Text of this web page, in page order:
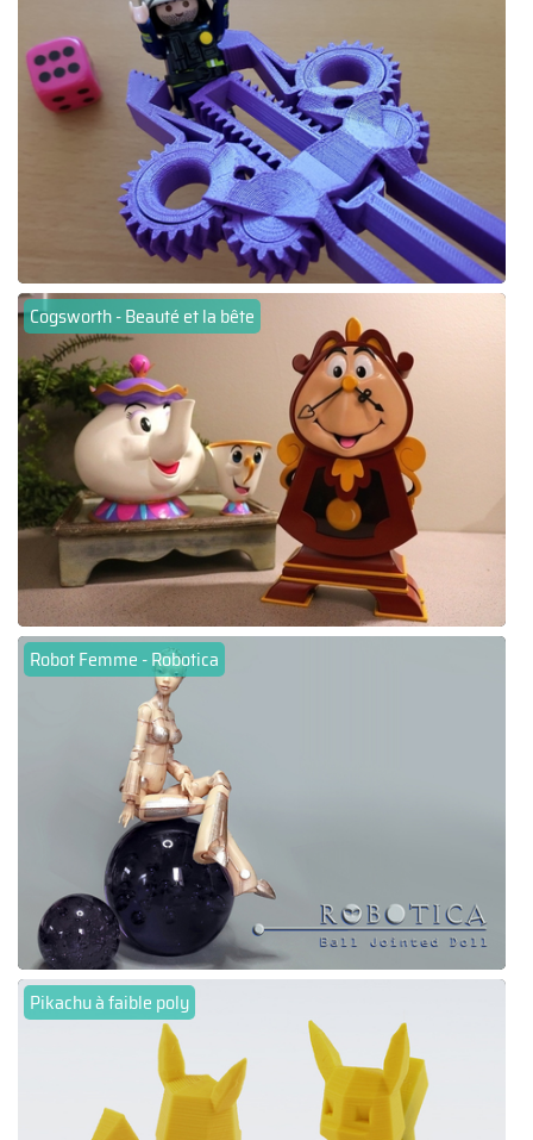
Cogsworth - Beauté et la bête
Robot Femme - Robotica
Pikachu à faible poly